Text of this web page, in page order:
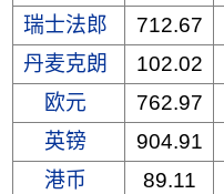
瑞士法郎
712.67
丹麦克朗
102.02
欧元
762.97
英镑
904.91
港币
89.11